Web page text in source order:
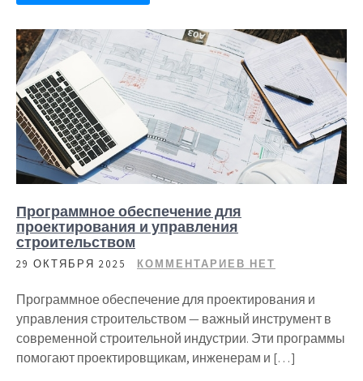
Программное обеспечение для
проектирования и управления
строительством
29 ОКТЯБРЯ 2025 КОММЕНТАРИЕВ НЕТ
Программное обеспечение для проектирования и
управления строительством — важный инструмент в
современной строительной индустрии. Эти программы
помогают проектировщикам, инженерам и […]